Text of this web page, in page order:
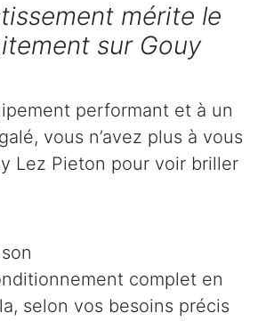
mérite le
sur Gouy
performant et à un
vous n’avez plus à vous
Lez Pieton pour voir briller
complet en
selon vos besoins précis